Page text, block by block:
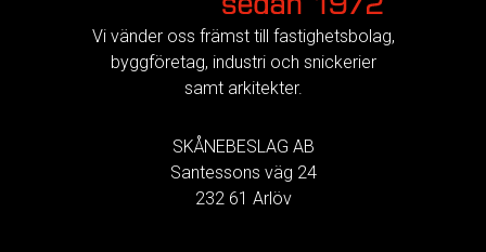
Vi vänder oss främst till fastighetsbolag,
byggföretag, industri och snickerier
samt arkitekter.
SKÅNEBESLAG AB
Santessons väg 24
232 61 Arlöv